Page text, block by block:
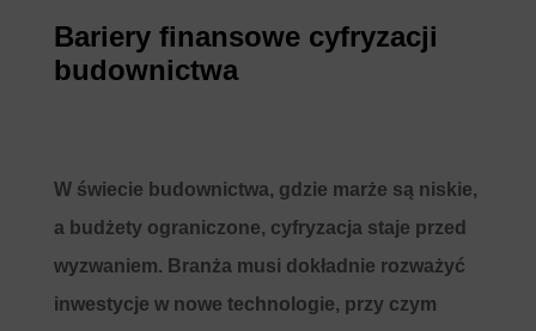
Bariery finansowe cyfryzacji
budownictwa
W świecie budownictwa, gdzie marże są niskie,
a budżety ograniczone, cyfryzacja staje przed
wyzwaniem. Branża musi dokładnie rozważyć
inwestycje w nowe technologie, przy czym